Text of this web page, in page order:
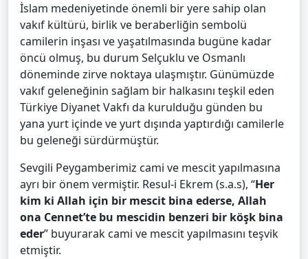
İslam medeniyetinde önemli bir yere sahip olan
vakıf kültürü, birlik ve beraberliğin sembolü
camilerin inşası ve yaşatılmasında bugüne kadar
öncü olmuş, bu durum Selçuklu ve Osmanlı
döneminde zirve noktaya ulaşmıştır. Günümüzde
vakıf geleneğinin sağlam bir halkasını teşkil eden
Türkiye Diyanet Vakfı da kurulduğu günden bu
yana yurt içinde ve yurt dışında yaptırdığı camilerle
bu geleneği sürdürmüştür.
Sevgili Peygamberimiz cami ve mescit yapılmasına
ayrı bir önem vermiştir. Resul-i Ekrem (s.a.s), “Her
kim ki Allah için bir mescit bina ederse, Allah
ona Cennet’te bu mescidin benzeri bir köşk bina
eder” buyurarak cami ve mescit yapılmasını teşvik
etmiştir.